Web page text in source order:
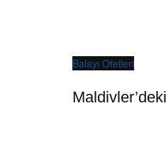
Balayı Otelleri